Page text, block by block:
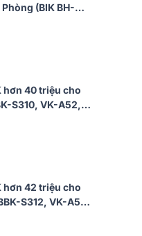
(BIK BH-
hơn 40 triệu cho
S310, VK-A52,
hơn 42 triệu cho
S312, VK-A52,